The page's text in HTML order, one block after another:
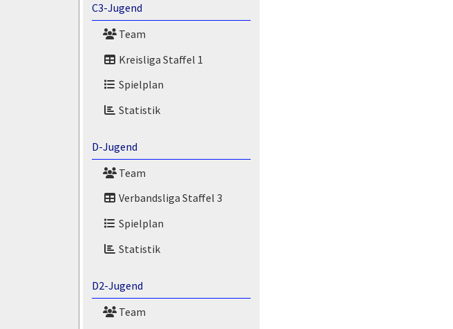
C3-Jugend
Team
Kreisliga Staffel 1
Spielplan
Statistik
D-Jugend
Team
Verbandsliga Staffel 3
Spielplan
Statistik
D2-Jugend
Team